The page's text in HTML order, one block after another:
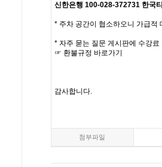
신한은행 100-028-372731 한국
* 주차 공간이 협소하오니 가급적
* 자주 묻는 질문 게시판에 수강료
☞ 환불규정 바로가기
감사합니다.
첨부파일